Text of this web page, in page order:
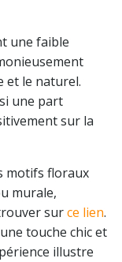
une faible
et le naturel.
une part
sur la
motifs floraux
murale,
surce lien.
touche chic et
illustre